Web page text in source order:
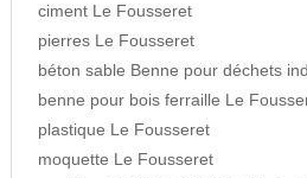
ciment Le Fousseret
pierres Le Fousseret
béton sable Benne pour déchets
benne pour bois ferraille Le
plastique Le Fousseret
moquette Le Fousseret